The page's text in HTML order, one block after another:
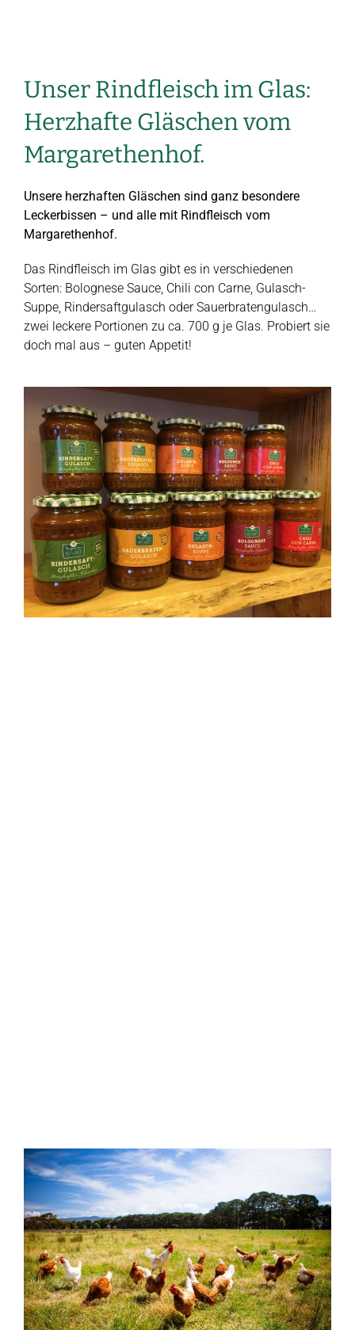
Unser Rindfleisch im Glas:
Herzhafte Gläschen vom
Margarethenhof.
Unsere herzhaften Gläschen sind ganz besondere
Leckerbissen – und alle mit Rindfleisch vom
Margarethenhof.
Das Rindfleisch im Glas gibt es in verschiedenen
Sorten: Bolognese Sauce, Chili con Carne, Gulasch-
Suppe, Rindersaftgulasch oder Sauerbratengulasch…
zwei leckere Portionen zu ca. 700 g je Glas. Probiert sie
doch mal aus – guten Appetit!